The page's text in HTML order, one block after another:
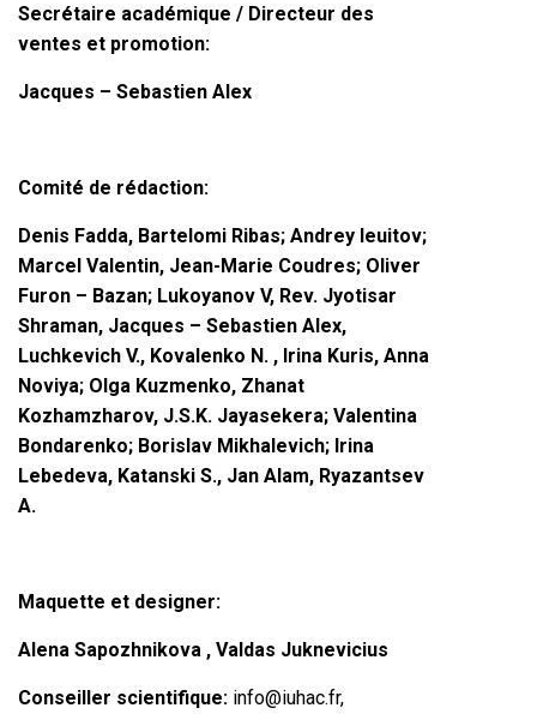
Secrétaire académique / Directeur des
ventes et promotion:
Jacques – Sebastien Alex
Comité de rédaction:
Denis Fadda, Bartelomi Ribas; Andrey Ieuitov;
Marcel Valentin, Jean-Marie Coudres; Oliver
Furon – Bazan; Lukoyanov V, Rev. Jyotisar
Shraman, Jacques – Sebastien Alex,
Luchkevich V., Kovalenko N. , Irina Kuris, Anna
Noviya; Olga Kuzmenko, Zhanat
Kozhamzharov, J.S.K. Jayasekera; Valentina
Bondarenko; Borislav Mikhalevich; Irina
Lebedeva, Katanski S., Jan Alam, Ryazantsev
A.
Maquette et designer:
Alena Sapozhnikova , Valdas Juknevicius
Conseiller scientifique: info@iuhac.fr,